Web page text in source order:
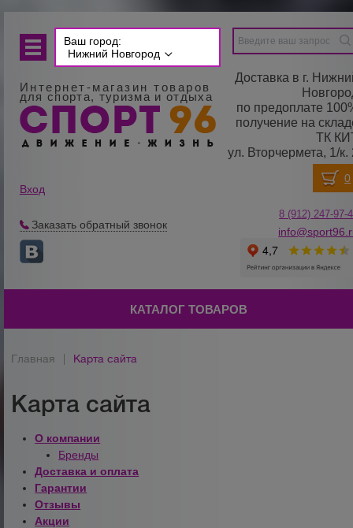
Ваш город:
Нижний Новгород
Интернет-магазин товаров
для спорта, туризма и отдыха
Доставка в г.
по предоплате
получение на
ТК
ул. Вторчермета, 1/к.
Вход
Заказать обратный звонок
8 (912) 247-97-
КАТАЛОГ ТОВАРОВ
Главная Карта сайта
Карта сайта
О компании
Бренды
Доставка и оплата
Гарантии
Отзывы
Акции